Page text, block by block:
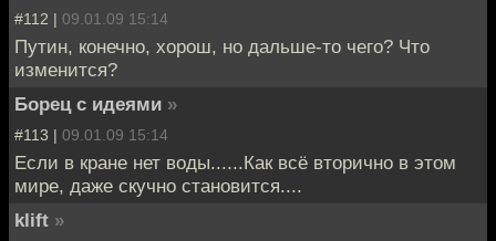
#112 | 09.01.09 15:14
Путин, конечно, хорош, но дальше-то чего? Что
изменится?
Борец с идеями »
#113 | 09.01.09 15:14
Если в кране нет воды......Как всё вторично в этом
мире, даже скучно становится....
klift »